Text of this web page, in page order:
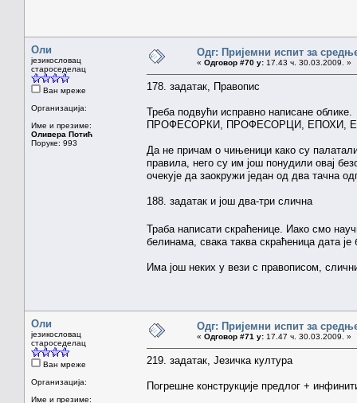
Оли
језикословац
староседелац
Ван мреже
Организација:
Име и презиме:
Оливера Потић
Поруке: 993
Одг: Пријемни испит за
« Одговор #70 у: 17.43 ч. 30.03.2009. »
178. задатак, Правопис
Треба подвући исправно написане облике.
ПРОФЕСОРКИ, ПРОФЕСОРЦИ, ЕПОХИ,
Да не причам о чињеници како су
правила, него су им још понудили овај
очекује да заокружи један од два тачна
188. задатак и још два-три слична
Траба написати скраћенице. Иако смо
белинама, свака таква скраћеница дата
Има још неких у вези с правописом,
Оли
језикословац
староседелац
Ван мреже
Организација:
Име и презиме:
Одг: Пријемни испит за
« Одговор #71 у: 17.47 ч. 30.03.2009. »
219. задатак, Језичка култура
Погрешне конструкције предлог +